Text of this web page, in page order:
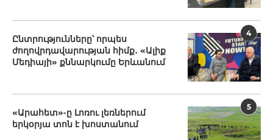
4
Ընտրությունները՝ որպես
ժողովրդավարության հիմք․ «Ալիք
Մեդիայի» քննարկումը Երևանում
5
«Արահետ»-ը Լոռու լեռներում
երկօրյա տոն է խոստանում